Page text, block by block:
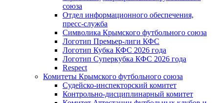
союза
Отдел информационного обеспечения,
пресс-служба
Символика Крымского футбольного союза
Логотип Премьер-лиги КФС
Логотип Кубка КФС 2026 года
Логотип Суперкубка КФС 2026 года
Respect
Комитеты Крымского футбольного союза
Судейско-инспекторский комитет
Контрольно-дисциплинарный комитет